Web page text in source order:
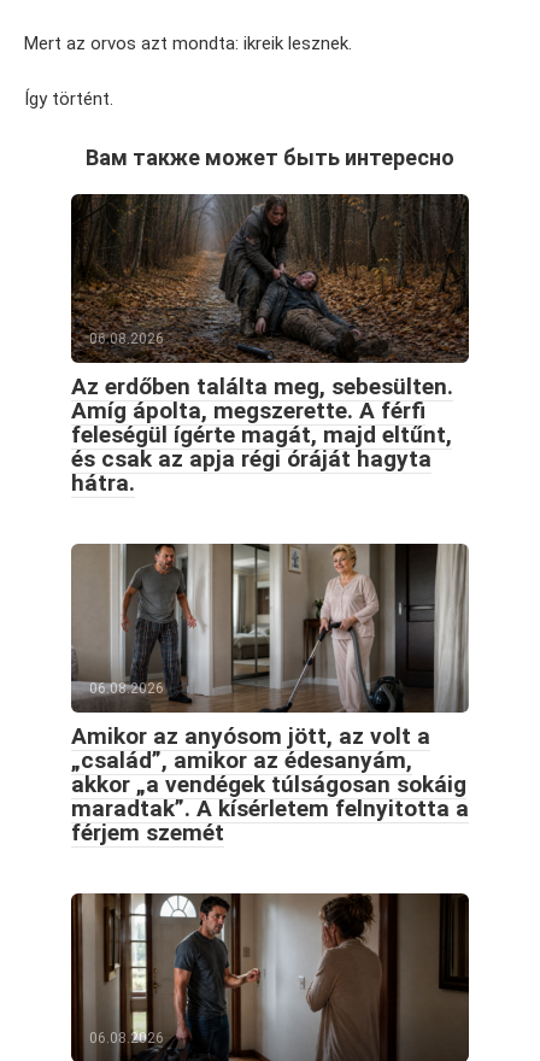
Mert az orvos azt mondta: ikreik lesznek.
Így történt.
Вам также может быть интересно
06.08.2026
Az erdőben találta meg, sebesülten.
Amíg ápolta, megszerette. A férfi
feleségül ígérte magát, majd eltűnt,
és csak az apja régi óráját hagyta
hátra.
06.08.2026
Amikor az anyósom jött, az volt a
„család”, amikor az édesanyám,
akkor „a vendégek túlságosan sokáig
maradtak”. A kísérletem felnyitotta a
férjem szemét
06.08.2026